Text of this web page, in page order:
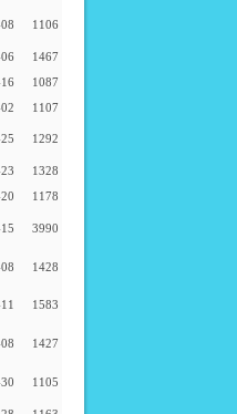
1106
1467
1087
1107
1292
1328
1178
3990
1428
1583
1427
1105